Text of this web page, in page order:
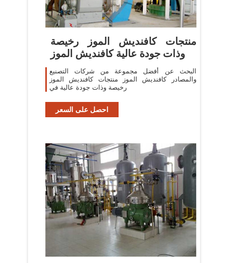
منتجات كافنديش الموز رخيصة
وذات جودة عالية كافنديش الموز
البحث عن أفضل مجموعة من شركات التصنيع
والمصادر كافنديش الموز منتجات كافنديش الموز
رخيصة وذات جودة عالية في
احصل على السعر